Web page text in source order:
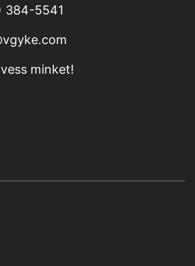
384-5541
minket!